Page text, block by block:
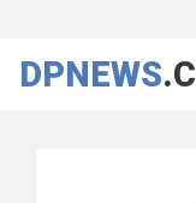
DPNEWS